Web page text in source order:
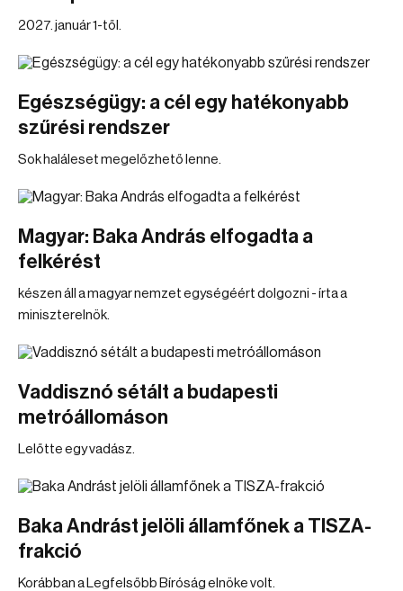
2027. január 1-től.
Egészségügy: a cél egy hatékonyabb
szűrési rendszer
Sok haláleset megelőzhető lenne.
Magyar: Baka András elfogadta a
felkérést
készen áll a magyar nemzet egységéért dolgozni - írta a
miniszterelnök.
Vaddisznó sétált a budapesti
metróállomáson
Lelőtte egy vadász.
Baka Andrást jelöli államfőnek a TISZA-
frakció
Korábban a Legfelsőbb Bíróság elnöke volt.